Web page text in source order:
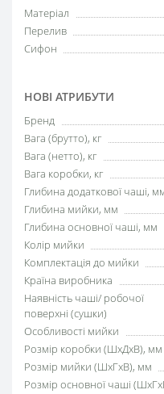
Матеріал
Перелив
Сифон
НОВІ АТРИБУТИ
Бренд
Вага (брутто), кг
Вага (нетто), кг
Вага коробки, кг
Глибина додаткової чаші,
Глибина мийки, мм
Глибина основної чаші, мм
Колір мийки
Комплектація до мийки
Країна виробника
Наявність чаші/ робочої
поверхні (сушки)
Особливості мийки
Розмір коробки (ШхДхВ), мм
Розмір мийки (ШхГхВ), мм
Розмір основної чаші